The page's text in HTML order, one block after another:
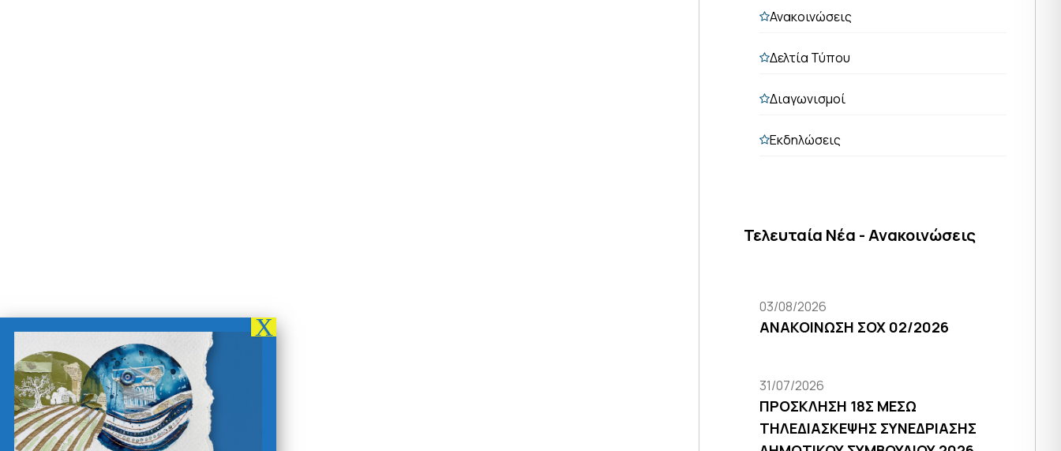
Ανακοινώσεις
Δελτία Τύπου
Διαγωνισμοί
Εκδηλώσεις
Τελευταία Νέα - Ανακοινώσεις
03/08/2026
ΑΝΑΚΟΙΝΩΣΗ ΣΟΧ 02/2026
31/07/2026
ΠΡΟΣΚΛΗΣΗ 18Σ ΜΕΣΩ
ΤΗΛΕΔΙΑΣΚΕΨΗΣ ΣΥΝΕΔΡΙΑΣΗΣ